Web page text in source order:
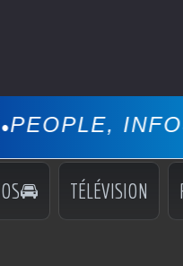
TÉLÉVISION